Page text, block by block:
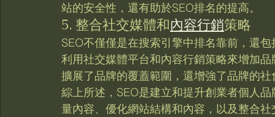
站的安全性，還有助於SEO排名的提高。
5. 整合社交媒體和內容行銷策略
SEO不僅僅是在搜索引擎中排名靠前，還
利用社交媒體平台和內容行銷策略來增加
擴展了品牌的覆蓋範圍，還增強了品牌的社
綜上所述，SEO是建立和提升創業者個人
量內容、優化網站結構和內容，以及整合